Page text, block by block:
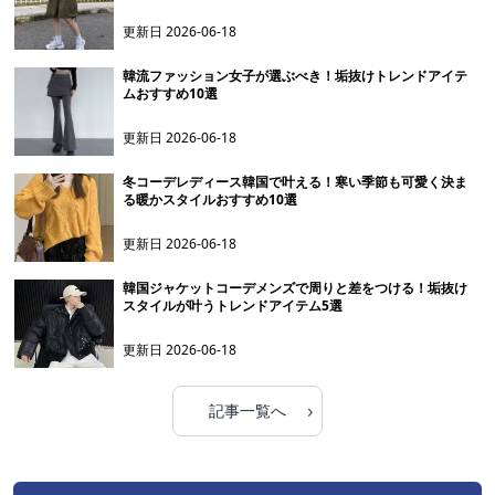
更新日2026-06-18
韓流ファッション女子が選ぶべき！垢抜けトレンドアイテ
ムおすすめ10選
更新日2026-06-18
冬コーデレディース韓国で叶える！寒い季節も可愛く決ま
る暖かスタイルおすすめ10選
更新日2026-06-18
韓国ジャケットコーデメンズで周りと差をつける！垢抜け
スタイルが叶うトレンドアイテム5選
更新日2026-06-18
記事一覧へ ›